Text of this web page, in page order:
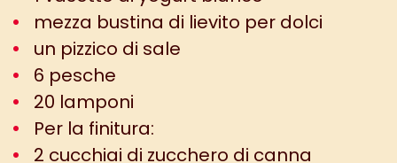
mezza bustina di lievito per dolci
un pizzico di sale
6 pesche
20 lamponi
Per la finitura:
2 cucchiai di zucchero di canna